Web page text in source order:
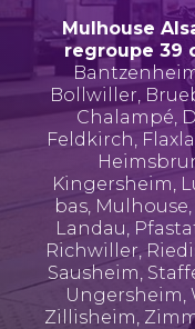
Mulhouse
regroupe 39
Bollwiller,
Chalampé,
Feldkirch,
Kingersheim,
bas, Mulhouse,
Landau,
Richwiller,
Sausheim,
Ungersheim,
Zillisheim,